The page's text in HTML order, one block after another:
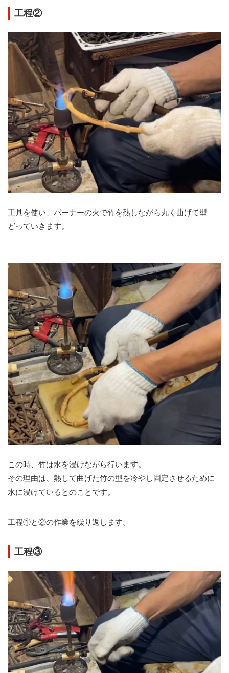
工程②
工具を使い、バーナーの火で竹を熱しながら丸く曲げて型
どっていきます。
この時、竹は水を浸けながら行います。
その理由は、熱して曲げた竹の型を冷やし固定させるために
水に浸けているとのことです。
工程①と②の作業を繰り返します。
工程③